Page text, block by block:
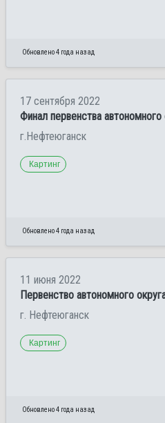
Обновлено 4 года назад
17 сентября 2022
Финал первенства автономного
г.Нефтеюганск
Картинг
Обновлено 4 года назад
11 июня 2022
Первенство автономного
г. Нефтеюганск
Картинг
Обновлено 4 года назад